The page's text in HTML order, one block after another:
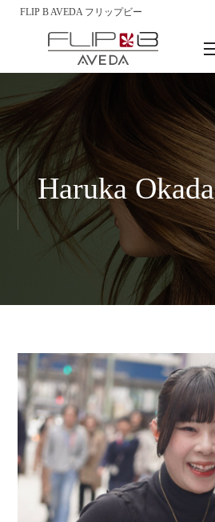
FLIP B AVEDA フリップビー
Haruka Okada